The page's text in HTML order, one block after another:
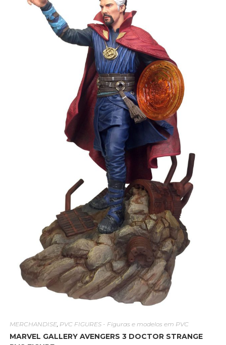
MERCHANDISE, PVC FIGURES - Figuras e modelos em PVC
MARVEL GALLERY AVENGERS 3 DOCTOR STRANGE